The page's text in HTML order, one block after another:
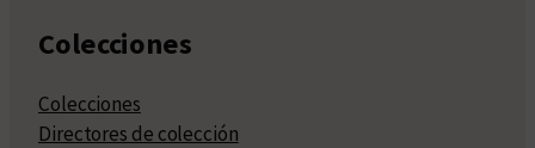
Colecciones
Colecciones
Directores de colección